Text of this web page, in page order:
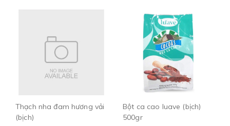
Thạch nha đam hương vải
(bịch)
Bột ca cao luave (bịch)
500gr